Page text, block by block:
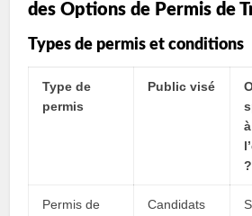
des Options de Permis de
Types de permis et conditions
Type de
permis
Public visé
à
?
Permis de
Candidats